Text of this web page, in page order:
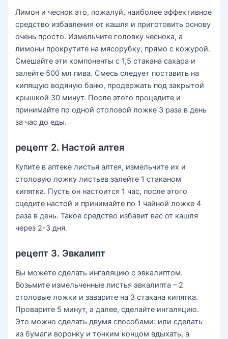
Лимон и чеснок это, пожалуй, наиболее эффективное
средство избавления от кашля и приготовить основу
очень просто. Измельчите головку чеснока, а
лимоны прокрутите на мясорубку, прямо с кожурой.
Смешайте эти компоненты с 1,5 стакана сахара и
залейте 500 мл пива. Смесь следует поставить на
кипящую водяную баню, продержать под закрытой
крышкой 30 минут. После этого процедите и
принимайте по одной столовой ложке 3 раза в день
за час до еды.
рецепт 2. Настой алтея
Купите в аптеке листья алтея, измельчите их и
столовую ложку листьев залейте 1 стаканом
кипятка. Пусть он настоится 1 час, после этого
сцедите настой и принимайте по 1 чайной ложке 4
раза в день. Такое средство избавит вас от кашля
через 2-3 дня.
рецепт 3. Эвкалипт
Вы можете сделать ингаляцию с эвкалиптом.
Возьмите измельченные листья эвкалипта – 2
столовые ложки и заварите на 3 стакана кипятка.
Проварите 5 минут, а далее, сделайте ингаляцию.
Это можно сделать двумя способами: или сделать
из бумаги воронку и тонким концом вдыхать, а